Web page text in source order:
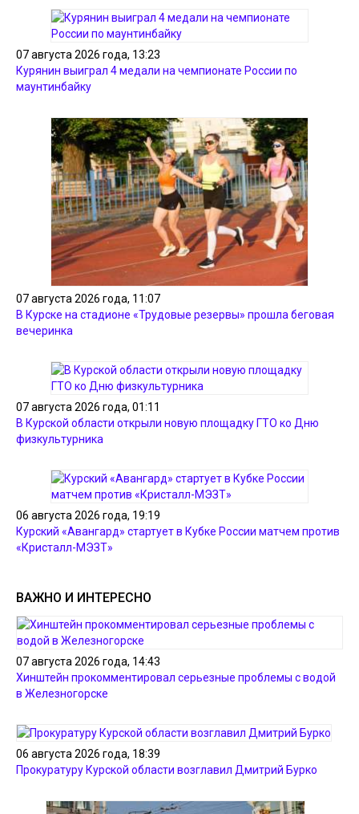
07 августа 2026 года, 13:23
Курянин выиграл 4 медали на чемпионате России по
маунтинбайку
07 августа 2026 года, 11:07
В Курске на стадионе «Трудовые резервы» прошла беговая
вечеринка
07 августа 2026 года, 01:11
В Курской области открыли новую площадку ГТО ко Дню
физкультурника
06 августа 2026 года, 19:19
Курский «Авангард» стартует в Кубке России матчем против
«Кристалл-МЭЗТ»
ВАЖНО И ИНТЕРЕСНО
07 августа 2026 года, 14:43
Хинштейн прокомментировал серьезные проблемы с водой
в Железногорске
06 августа 2026 года, 18:39
Прокуратуру Курской области возглавил Дмитрий Бурко